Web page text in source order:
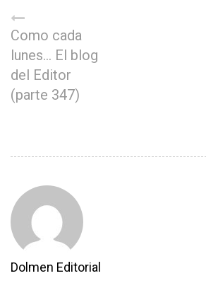
Como cada
lunes… El blog
del Editor
(parte 347)
Dolmen Editorial